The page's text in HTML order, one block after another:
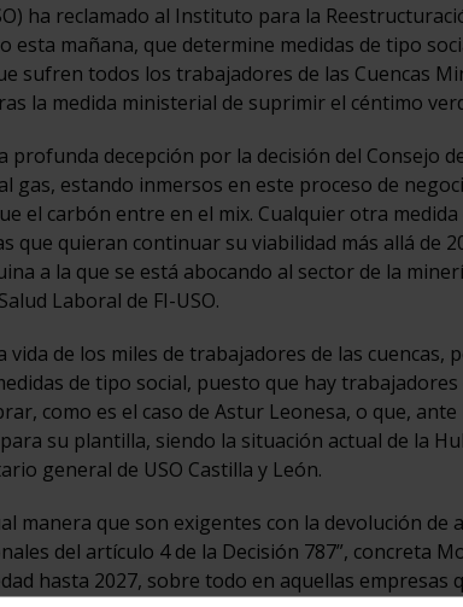
ha reclamado al Instituto para la
mañana, que determine medidas de tipo
sufren todos los trabajadores de las Cuencas
la medida ministerial de suprimir el céntimo
decepción por la decisión del Consejo
gas, estando inmersos en este proceso de
el carbón entre en el mix. Cualquier otra
que quieran continuar su viabilidad más allá de
a la que se está abocando al sector de la
Laboral de FI-USO.
de los miles de trabajadores de las cuencas,
de tipo social, puesto que hay trabajadores
como es el caso de Astur Leonesa, o que,
su plantilla, siendo la situación actual de la
general de USO Castilla y León.
manera que son exigentes con la devolución de
del artículo 4 de la Decisión 787”, concreta
hasta 2027, sobre todo en aquellas empresas